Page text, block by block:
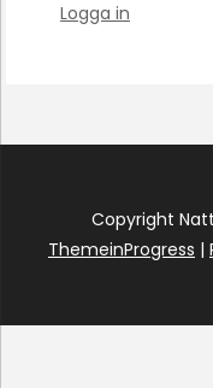
Logga in
Copyright
ThemeinProgress |